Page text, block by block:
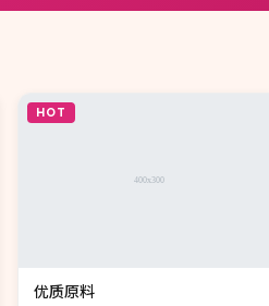
HOT
优质原料